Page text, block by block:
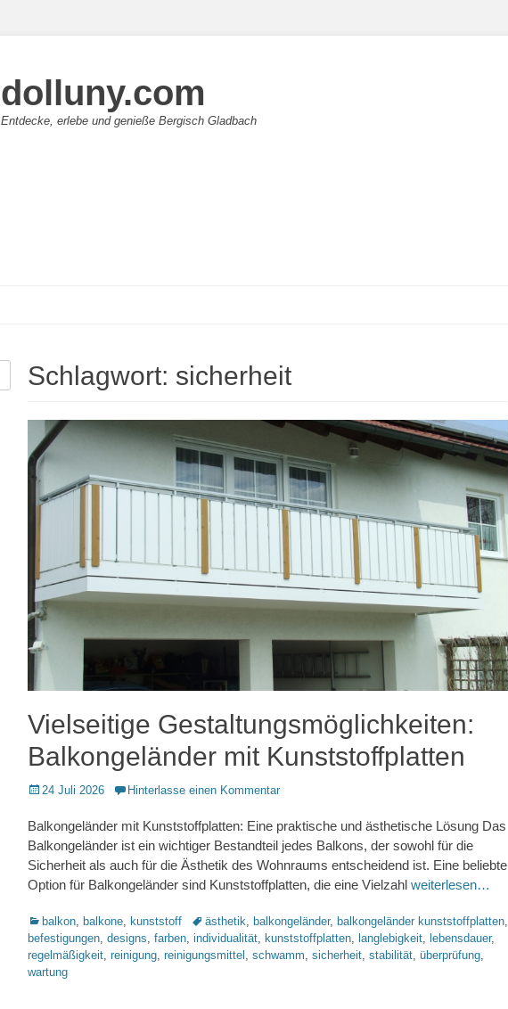
dolluny.com
Entdecke, erlebe und genieße Bergisch Gladbach
Schlagwort: sicherheit
Vielseitige Gestaltungsmöglichkeiten:
Balkongeländer mit Kunststoffplatten
Posted
24 Juli 2026 Hinterlasse einen Kommentar
Balkongeländer mit Kunststoffplatten: Eine praktische und ästhetische Lösung Das
Balkongeländer ist ein wichtiger Bestandteil jedes Balkons, der sowohl für die
Sicherheit als auch für die Ästhetik des Wohnraums entscheidend ist. Eine beliebte
Option für Balkongeländer sind Kunststoffplatten, die eine Vielzahl weiterlesen…
Kategorien
balkon balkone kunststoff Schlagworte
ästhetik balkongeländer, balkongeländer kunststoffplatten
befestigungen designs farben individualität kunststoffplatten langlebigkeit lebensdauer,
regelmäßigkeit reinigung reinigungsmittel schwamm sicherheit stabilität überprüfung
wartung